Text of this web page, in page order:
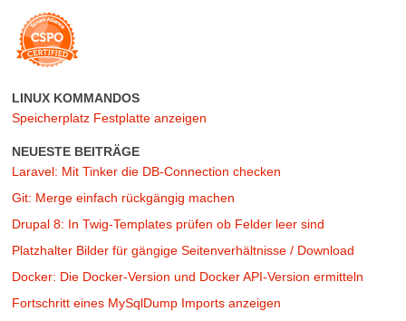
LINUX KOMMANDOS
Speicherplatz Festplatte anzeigen
NEUESTE BEITRÄGE
Laravel: Mit Tinker die DB-Connection checken
Git: Merge einfach rückgängig machen
Drupal 8: In Twig-Templates prüfen ob Felder leer sind
Platzhalter Bilder für gängige Seitenverhältnisse / Download
Docker: Die Docker-Version und Docker API-Version ermitteln
Fortschritt eines MySqlDump Imports anzeigen